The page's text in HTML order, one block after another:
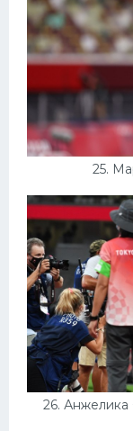
25.
26. Анжелика